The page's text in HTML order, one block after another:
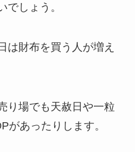
でしょう。
は財布を買う人が増え
り場でも天赦日や一粒
があったりします。